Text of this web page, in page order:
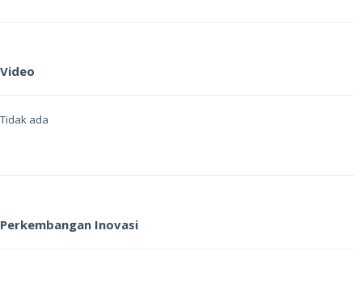
Video
Tidak ada
Perkembangan Inovasi